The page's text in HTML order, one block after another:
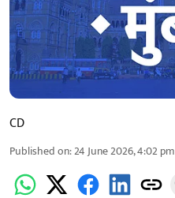
CD
Published on:24 June 2026, 4:02 pm